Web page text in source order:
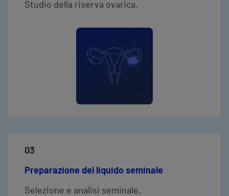
Studio della riserva ovarica.
03
Preparazione del liquido seminale
Selezione e analisi seminale.